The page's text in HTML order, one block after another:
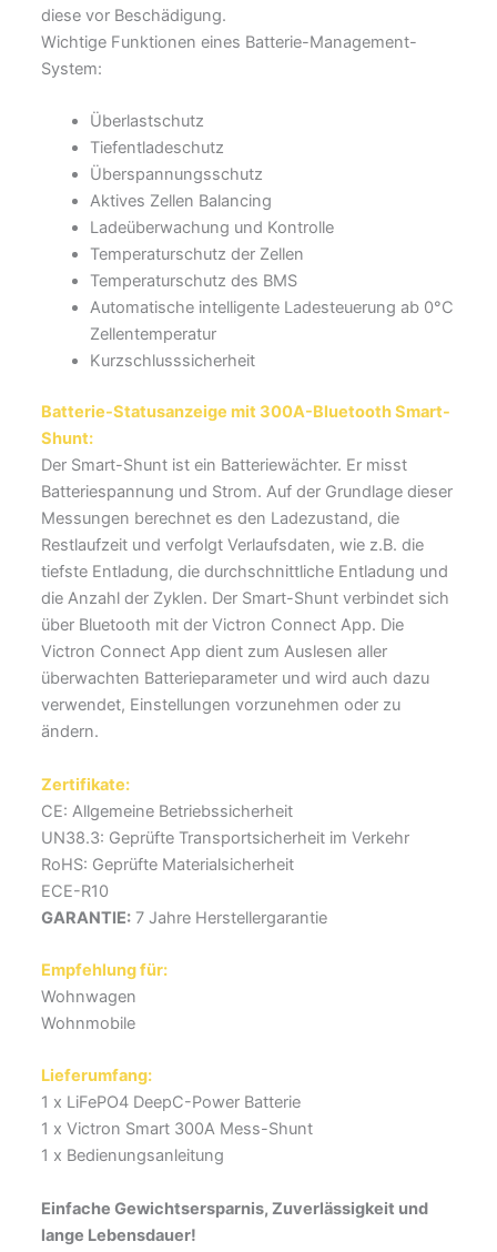
diese vor Beschädigung.
Wichtige Funktionen eines Batterie-Management-
System:
Überlastschutz
Tiefentladeschutz
Überspannungsschutz
Aktives Zellen Balancing
Ladeüberwachung und Kontrolle
Temperaturschutz der Zellen
Temperaturschutz des BMS
Automatische intelligente Ladesteuerung ab 0°C
Zellentemperatur
Kurzschlusssicherheit
Batterie-Statusanzeige mit 300A-Bluetooth Smart-
Shunt:
Der Smart-Shunt ist ein Batteriewächter. Er misst
Batteriespannung und Strom. Auf der Grundlage dieser
Messungen berechnet es den Ladezustand, die
Restlaufzeit und verfolgt Verlaufsdaten, wie z.B. die
tiefste Entladung, die durchschnittliche Entladung und
die Anzahl der Zyklen. Der Smart-Shunt verbindet sich
über Bluetooth mit der Victron Connect App. Die
Victron Connect App dient zum Auslesen aller
überwachten Batterieparameter und wird auch dazu
verwendet, Einstellungen vorzunehmen oder zu
ändern.
Zertifikate:
CE: Allgemeine Betriebssicherheit
UN38.3: Geprüfte Transportsicherheit im Verkehr
RoHS: Geprüfte Materialsicherheit
ECE-R10
GARANTIE: 7 Jahre Herstellergarantie
Empfehlung für:
Wohnwagen
Wohnmobile
Lieferumfang:
1 x LiFePO4 DeepC-Power Batterie
1 x Victron Smart 300A Mess-Shunt
1 x Bedienungsanleitung
Einfache Gewichtsersparnis, Zuverlässigkeit und
lange Lebensdauer!